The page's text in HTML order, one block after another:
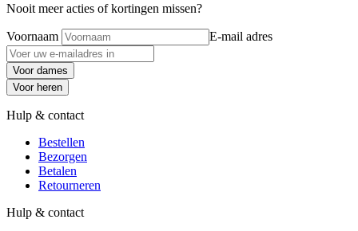
Nooit meer acties of kortingen missen?
Voornaam E-mail adres
Voor dames
Voor heren
Hulp & contact
Bestellen
Bezorgen
Betalen
Retourneren
Hulp & contact